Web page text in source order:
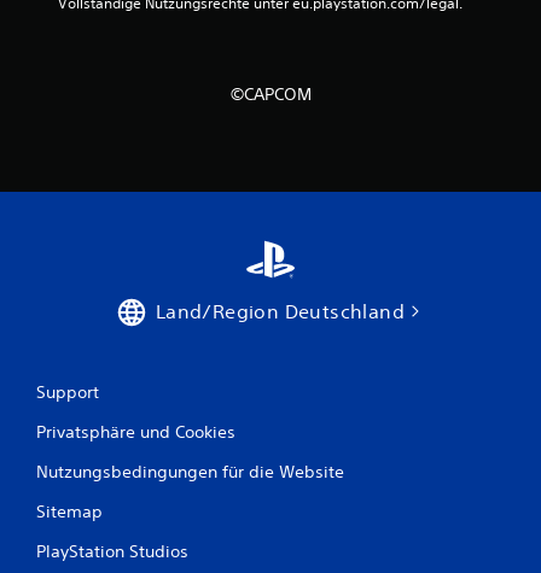
©CAPCOM
Land/Region Deutschland
Support
Privatsphäre und Cookies
Nutzungsbedingungen für die Website
Sitemap
PlayStation Studios